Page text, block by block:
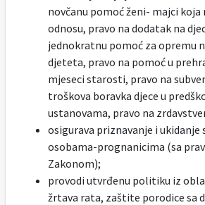
novčanu pomoć ženi- majci koja
odnosu, pravo na dodatak na
jednokratnu pomoć za opremu
djeteta, pravo na pomoć u
mjeseci starosti, pravo na
troškova boravka djece u
ustanovama, pravo na
osigurava priznavanje i
osobama-prognanicima (sa
Zakonom);
provodi utvrđenu politiku iz
žrtava rata, zaštite porodice sa